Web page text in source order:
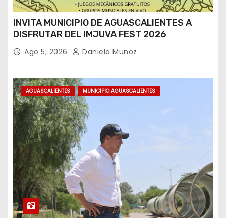
INVITA MUNICIPIO DE AGUASCALIENTES A
DISFRUTAR DEL IMJUVA FEST 2026
Ago 5, 2026 Daniela Munoz
AGUASCALIENTES MUNICIPIO AGUASCALIENTES